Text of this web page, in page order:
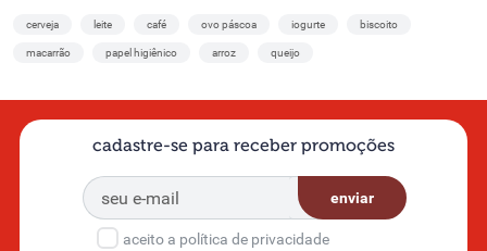
cerveja leite café ovo páscoa iogurte biscoito
macarrão papel higiênico arroz queijo
cadastre-se para receber promoções
enviar
aceito a política de privacidade